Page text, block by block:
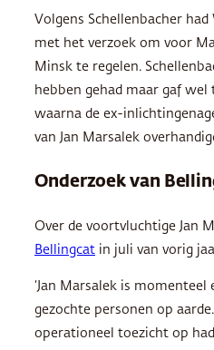
Volgens Schellenbacher
met het verzoek om voor
Minsk te regelen.
hebben gehad maar gaf wel
waarna de ex-
van Jan Marsalek
Onderzoek van
Over de voortvluchtige Jan
Bellingcat in juli van vorig
‘Jan Marsalek is momenteel
gezochte personen op
operationeel toezicht op